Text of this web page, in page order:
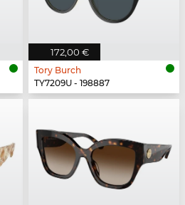
172,00 €
Tory Burch
TY7209U - 198887